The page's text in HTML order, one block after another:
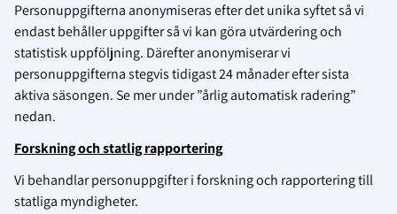
Personuppgifterna anonymiseras efter det unika syftet så vi
endast behåller uppgifter så vi kan göra utvärdering och
statistisk uppföljning. Därefter anonymiserar vi
personuppgifterna stegvis tidigast 24 månader efter sista
aktiva säsongen. Se mer under ”årlig automatisk radering”
nedan.
Forskning och statlig rapportering
Vi behandlar personuppgifter i forskning och rapportering till
statliga myndigheter.